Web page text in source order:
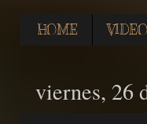
HOME VIDEO
viernes, 26